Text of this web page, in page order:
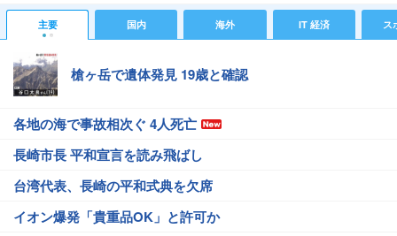
主要 国内 海外 IT 経済 ス
槍ヶ岳で遺体発見 19歳と確認
各地の海で事故相次ぐ 4人死亡
長崎市長 平和宣言を読み飛ばし
台湾代表、長崎の平和式典を欠席
イオン爆発「貴重品OK」と許可か